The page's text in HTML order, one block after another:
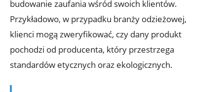
budowanie zaufania wśród swoich klientów.
Przykładowo, w przypadku branży odzieżowej,
klienci mogą zweryfikować, czy dany produkt
pochodzi od producenta, który przestrzega
standardów etycznych oraz ekologicznych.